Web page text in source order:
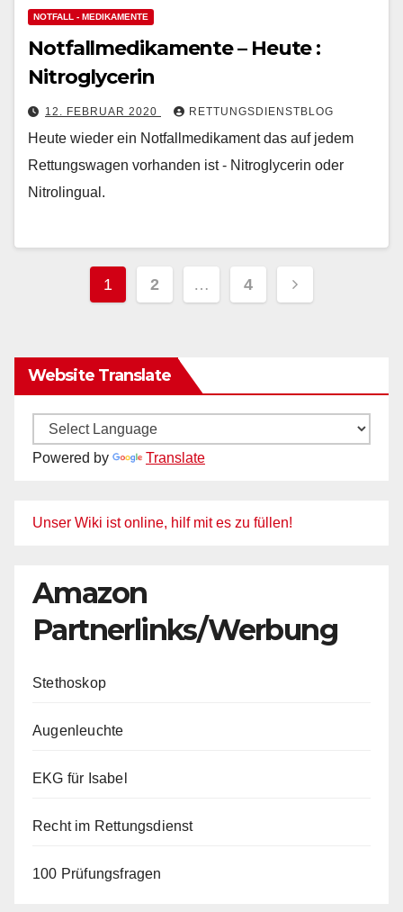
NOTFALL - MEDIKAMENTE
Notfallmedikamente – Heute :
Nitroglycerin
12. FEBRUAR 2020 RETTUNGSDIENSTBLOG
Heute wieder ein Notfallmedikament das auf jedem
Rettungswagen vorhanden ist - Nitroglycerin oder
Nitrolingual.
Seitennummerierung
Beiträge
1 2 … 4
Website Translate
Powered by Translate
Unser Wiki ist online, hilf mit es zu füllen!
Amazon
Partnerlinks/Werbung
Stethoskop
Augenleuchte
EKG für Isabel
Recht im Rettungsdienst
100 Prüfungsfragen